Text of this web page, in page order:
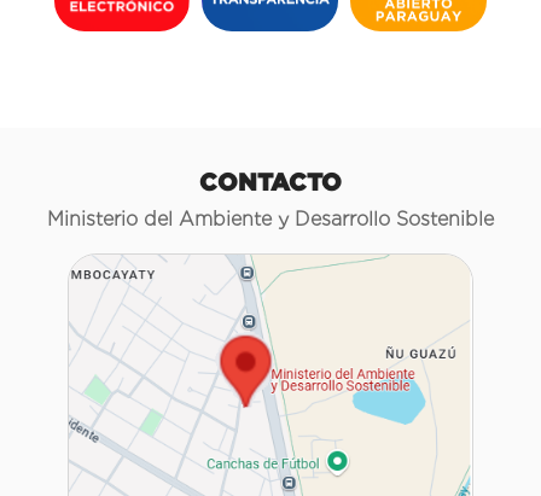
CONTACTO
Ministerio del Ambiente y Desarrollo Sostenible